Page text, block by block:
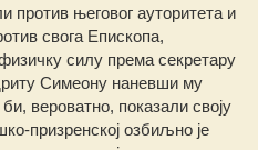
против његовог ауторитета и
свога Епископа,
силу према секретару
Симеону наневши му
вероватно, показали своју
призренској озбиљно је